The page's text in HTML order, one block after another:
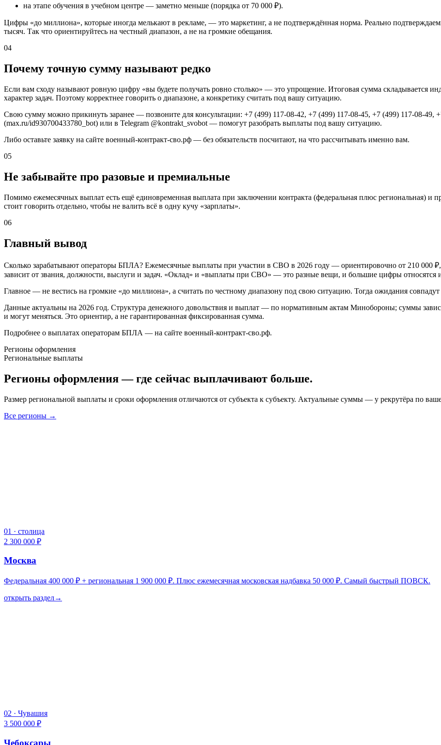
на этапе обучения в учебном центре — заметно меньше (порядка от 70 000 ₽).
Цифры «до миллиона», которые иногда мелькают в рекламе, — это маркетинг, а не подтверждённая норма. Реально
тысяч. Так что ориентируйтесь на честный диапазон, а не на громкие обещания.
04
Почему точную сумму называют редко
Если вам сходу называют ровную цифру «вы будете получать ровно столько» — это упрощение. Итоговая сумма складывается
характер задач. Поэтому корректнее говорить о диапазоне, а конкретику считать под вашу ситуацию.
Свою сумму можно прикинуть заранее — позвоните для консультации: +7 (499) 117-08-42, +7 (499) 117-08-45, +7 (499) 117-08-
(max.ru/id930700433780_bot) или в Telegram @kontrakt_svobot — помогут разобрать выплаты под вашу ситуацию.
Либо оставьте заявку на сайте военный-контракт-сво.рф — без обязательств посчитают, на что рассчитывать именно вам.
05
Не забывайте про разовые и премиальные
Помимо ежемесячных выплат есть ещё единовременная выплата при заключении контракта (федеральная плюс региональная) и
стоит говорить отдельно, чтобы не валить всё в одну кучу «зарплаты».
06
Главный вывод
Сколько зарабатывают операторы БПЛА? Ежемесячные выплаты при участии в СВО в 2026 году — ориентировочно от 210 000 ₽,
зависит от звания, должности, выслуги и задач. «Оклад» и «выплаты при СВО» — это разные вещи, и большие цифры относятся
Главное — не вестись на громкие «до миллиона», а считать по честному диапазону под свою ситуацию. Тогда ожидания совпадут
Данные актуальны на 2026 год. Структура денежного довольствия и выплат — по нормативным актам Минобороны; суммы
и могут меняться. Это ориентир, а не гарантированная фиксированная сумма.
Подробнее о выплатах операторам БПЛА — на сайте военный-контракт-сво.рф.
Регионы оформления
Региональные выплаты
Регионы оформления — где сейчас выплачивают больше.
Размер региональной выплаты и сроки оформления отличаются от субъекта к субъекту. Актуальные суммы — у рекрутёра по
Все регионы →
01 · столица
2 300 000 ₽
Москва
Федеральная 400 000 ₽ + региональная 1 900 000 ₽. Плюс ежемесячная московская надбавка 50 000 ₽. Самый быстрый ПОВСК.
открыть раздел→
02 · Чувашия
3 500 000 ₽
Чебоксары